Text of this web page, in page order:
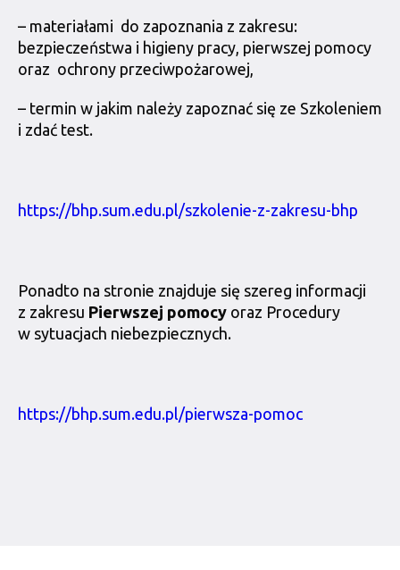
– materiałami do zapoznania z zakresu:
bezpieczeństwa i higieny pracy, pierwszej pomocy
oraz ochrony przeciwpożarowej,
– termin w jakim należy zapoznać się ze Szkoleniem
i zdać test.
https://bhp.sum.edu.pl/szkolenie-z-zakresu-bhp
Ponadto na stronie znajduje się szereg informacji
z zakresu Pierwszej pomocyoraz Procedury
w sytuacjach niebezpiecznych.
https://bhp.sum.edu.pl/pierwsza-pomoc